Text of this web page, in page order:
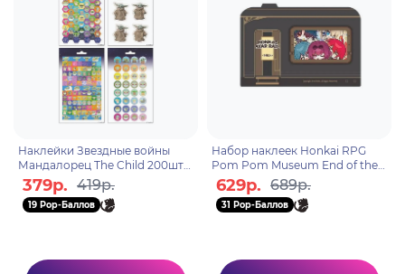
Наклейки Звездные войны
Мандалорец The Child 200шт
PS7490
379р. 419р.
19 Pop-Баллов
Набор наклеек Honkai RPG
Pom Pom Museum End of the
Sojourn 6976525005025
629р. 689р.
31 Pop-Баллов